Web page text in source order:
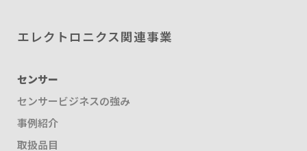
エレクトロニクス関連事業
センサー
センサービジネスの強み
事例紹介
取扱品目